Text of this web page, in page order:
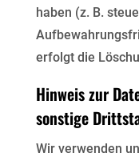
haben (z. B.
erfolgt die
Hinweis zur
sonstige
Wir verwenden